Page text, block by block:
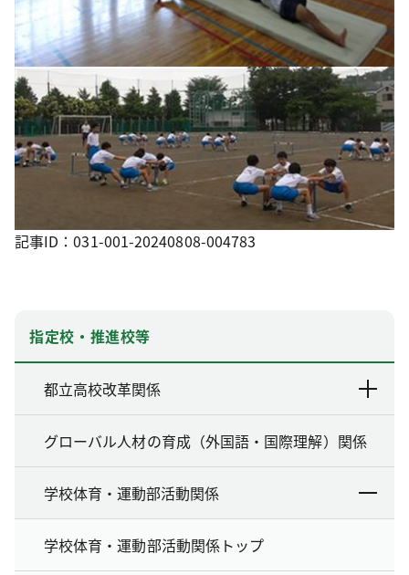
記事ID：031-001-20240808-004783
指定校・推進校等
都立高校改革関係
グローバル人材の育成（外国語・国際理解）関係
学校体育・運動部活動関係
学校体育・運動部活動関係トップ